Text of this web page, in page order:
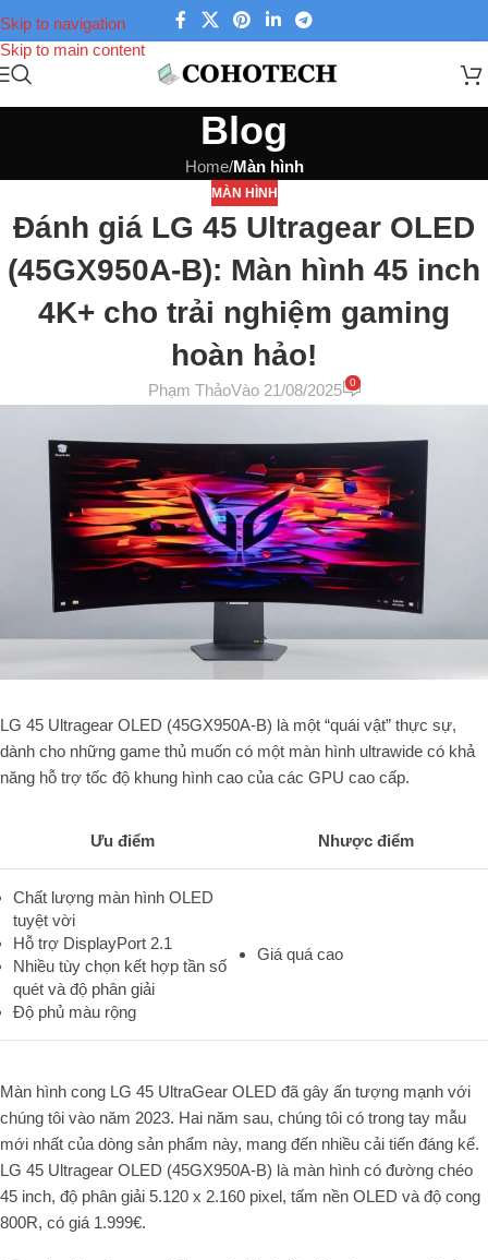
Skip to navigation
Skip to main content
Blog
Home/Màn hình
MÀN HÌNH
Đánh giá LG 45 Ultragear OLED
(45GX950A-B): Màn hình 45 inch
4K+ cho trải nghiệm gaming
hoàn hảo!
Phạm ThảoVào 21/08/2025 0
LG 45 Ultragear OLED (45GX950A-B) là một “quái vật” thực sự,
dành cho những game thủ muốn có một màn hình ultrawide có khả
năng hỗ trợ tốc độ khung hình cao của các GPU cao cấp.
Ưu điểm Nhược điểm
Chất lượng màn hình OLED
tuyệt vời
Hỗ trợ DisplayPort 2.1
Nhiều tùy chọn kết hợp tần số
quét và độ phân giải
Độ phủ màu rộng
Giá quá cao
Màn hình cong LG 45 UltraGear OLED đã gây ấn tượng mạnh với
chúng tôi vào năm 2023. Hai năm sau, chúng tôi có trong tay mẫu
mới nhất của dòng sản phẩm này, mang đến nhiều cải tiến đáng kể.
LG 45 Ultragear OLED (45GX950A-B) là màn hình có đường chéo
45 inch, độ phân giải 5.120 x 2.160 pixel, tấm nền OLED và độ cong
800R, có giá 1.999€.